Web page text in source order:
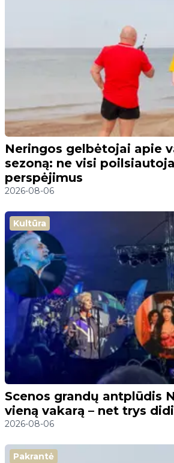
Neringos gelbėtojai apie
sezoną: ne visi
perspėjimus
2026-08-06
Kultūra
Scenos grandų antplūdis
vieną vakarą – net trys
2026-08-06
Pakrantė